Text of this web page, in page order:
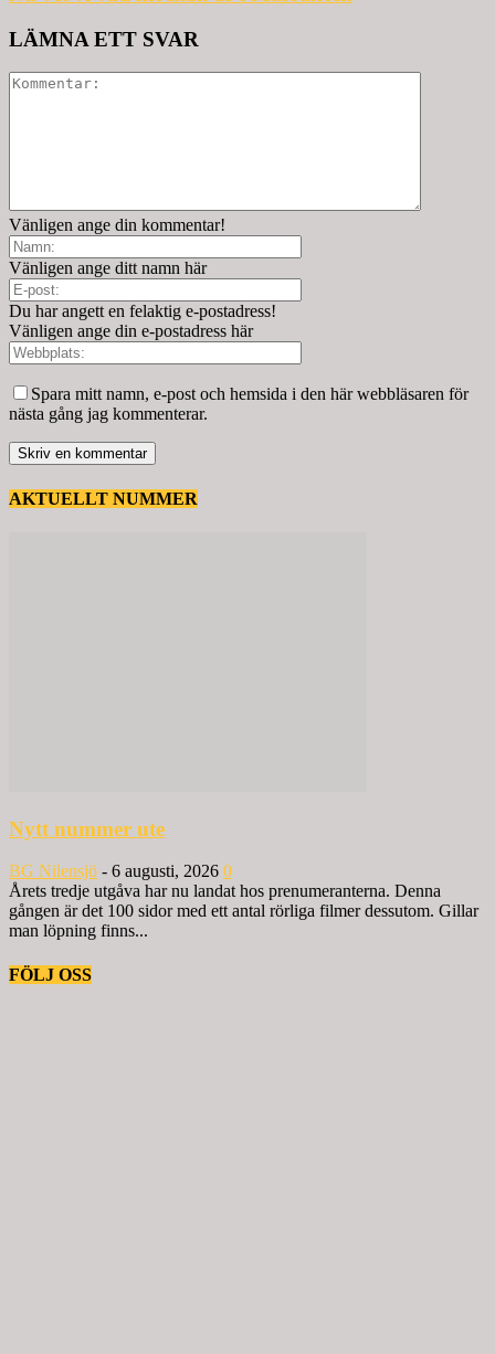
LÄMNA ETT SVAR
Vänligen ange din kommentar!
Vänligen ange ditt namn här
Du har angett en felaktig e-postadress!
Vänligen ange din e-postadress här
Spara mitt namn, e-post och hemsida i den här webbläsaren för
nästa gång jag kommenterar.
AKTUELLT NUMMER
Nytt nummer ute
BG Nilensjö - 6 augusti, 2026 0
Årets tredje utgåva har nu landat hos prenumeranterna. Denna
gången är det 100 sidor med ett antal rörliga filmer dessutom. Gillar
man löpning finns...
FÖLJ OSS